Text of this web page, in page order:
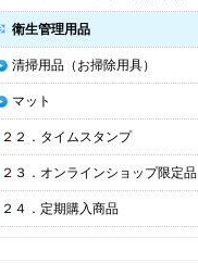
衛生管理用品
清掃用品（お掃除用具）
マット
２２．タイムスタンプ
２３．オンラインショップ限定品
２４．定期購入商品